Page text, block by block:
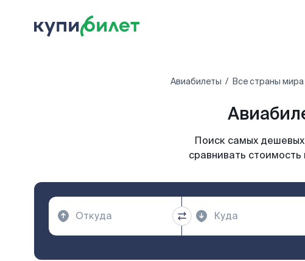
Авиабилеты Все страны мира
Поиск самых
сравнивать